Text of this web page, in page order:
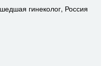
гинеколог, Россия